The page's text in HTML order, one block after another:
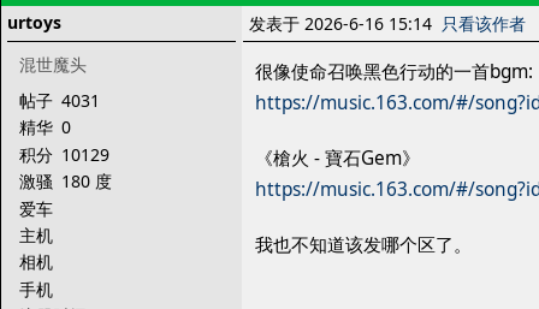
urtoys
混世魔头
帖子 4031
精华 0
积分 10129
激骚 180 度
爱车
主机
相机
手机
发表于 2026-6-16 15:14 只看该作者
很像使命召唤黑色行动的一首bgm:
https://music.163.com/#/
《槍火 - 寶石Gem》
https://music.163.com/#/
我也不知道该发哪个区了。